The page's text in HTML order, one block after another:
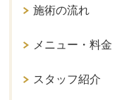
施術の流れ
メニュー・料金
スタッフ紹介